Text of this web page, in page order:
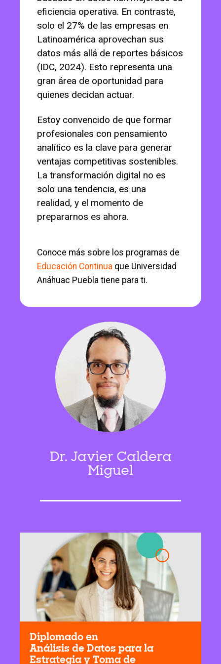
Dr. Javier Caldera
Miguel
Diplomado en
Análisis de Datos para la
Estrategia y Toma de
eficiencia operativa. En contraste,
solo el 27% de las empresas en
Latinoamérica aprovechan sus
datos más allá de reportes básicos
(IDC, 2024). Esto representa una
gran área de oportunidad para
quienes decidan actuar.
Estoy convencido de que formar
profesionales con pensamiento
analítico es la clave para generar
ventajas competitivas sostenibles.
La transformación digital no es
solo una tendencia, es una
realidad, y el momento de
prepararnos es ahora.
Conoce más sobre los programas de
Educación Continua que Universidad
Anáhuac Puebla tiene para ti.